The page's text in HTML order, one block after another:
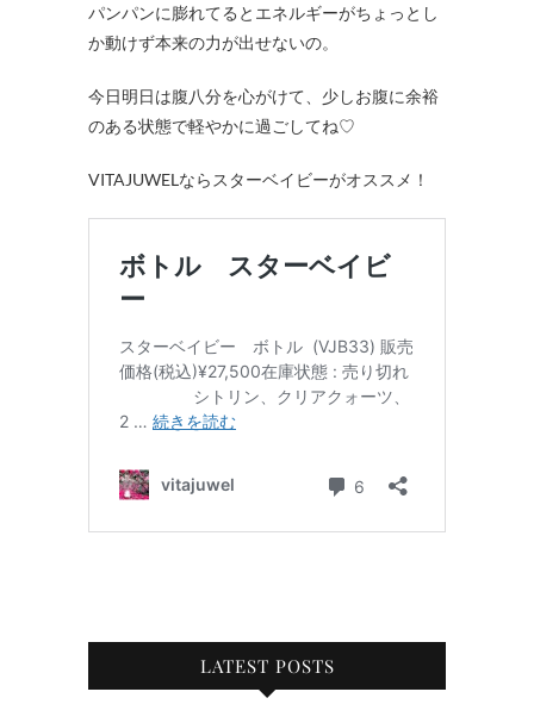
パンパンに膨れてるとエネルギーがちょっとし
か動けず本来の力が出せないの。
今日明日は腹八分を心がけて、少しお腹に余裕
のある状態で軽やかに過ごしてね♡
VITAJUWELならスターベイビーがオススメ！
LATEST POSTS